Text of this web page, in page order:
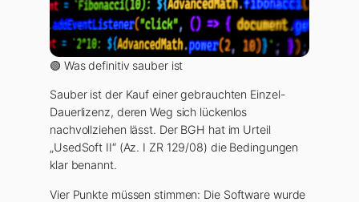
🟢 Was definitiv sauber ist
Sauber ist der Kauf einer gebrauchten Einzel-
Dauerlizenz, deren Weg sich lückenlos
nachvollziehen lässt. Der BGH hat im Urteil
„UsedSoft II“ (Az. I ZR 129/08) die Bedingungen
klar benannt.
Vier Punkte müssen stimmen: Die Software wurde